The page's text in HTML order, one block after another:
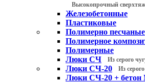
Высокопрочный
Железобетонные
Пластиковые
Полимерно песчаные
Полимерное
Полимерные
Люки СЧ
Из серого
Люки СЧ-20 Из
Люки СЧ-20 + бетон